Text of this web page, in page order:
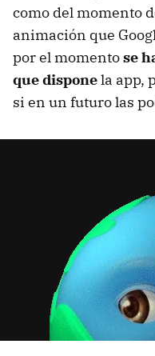
como del momento
animación que
por el momentose
que disponela app,
si en un futuro las